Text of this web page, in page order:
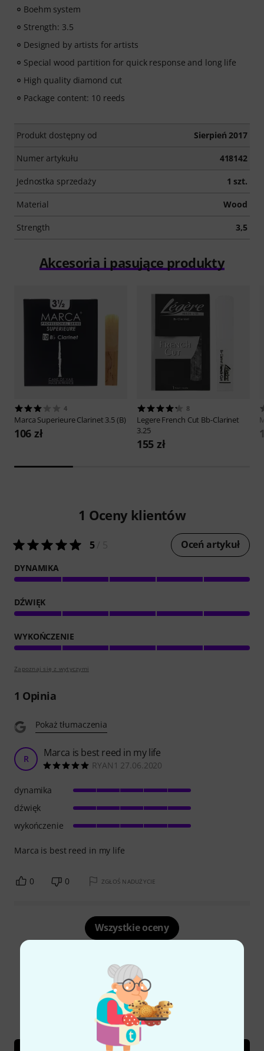
Boehm system
Strength: 3.5
Designed by artists for artists
Special wood partition for quick response and long life
High quality diamond cut
Package content: 10 reeds
Produkt dostępny od Sierpień 2017
Numer artykułu 418142
Jednostka sprzedaży 1 szt.
Material Wood
Strength 3,5
Akcesoria i pasujące produkty
4
Marca Superieure Clarinet 3.5 (B)
106 zł
8
LegereFrench Cut Bb-Clarinet
3.25
155 zł
1 Oceny klientów
5/ 5 Oceń artykuł
DYNAMIKA
DŹWIĘK
WYKOŃCZENIE
Zapoznaj się z wytyczymi
1 Opinia
Pokaż tłumaczenia
R Marca is best reed in my life
RYAN1 27.06.2020
Marca is best reed in my life
dynamika
dźwięk
wykończenie
0 0 ZGŁOŚ NADUŻYCIE
Wszystkie oceny
Czy wiesz że?
Wszystko Poradniki